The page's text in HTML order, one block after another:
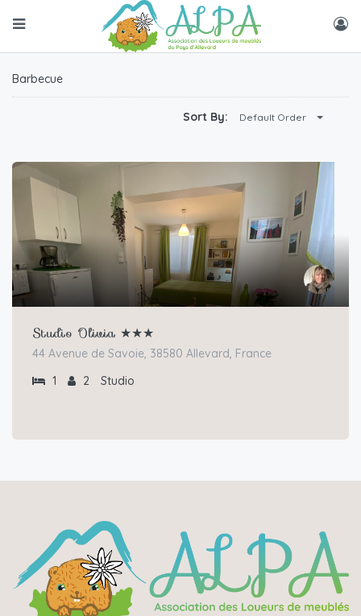
Barbecue
Sort By: Default Order
Studio Olivia ★★★
44 Avenue de Savoie, 38580 Allevard, France
1
2 Studio